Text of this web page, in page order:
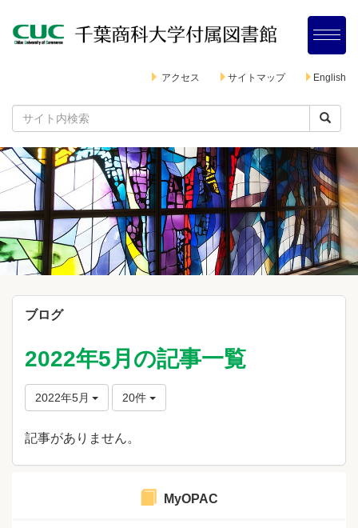
アクセス サイトマップ English
ブログ
2022年5月の記事一覧
2022年5月 20件
記事がありません。
MyOPAC